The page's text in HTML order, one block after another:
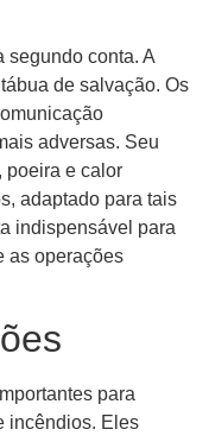
segundo conta. A
de salvação. Os
adversas. Seu
poeira e calor
adaptado para tais
indispensável para
as operações
para
incêndios. Eles